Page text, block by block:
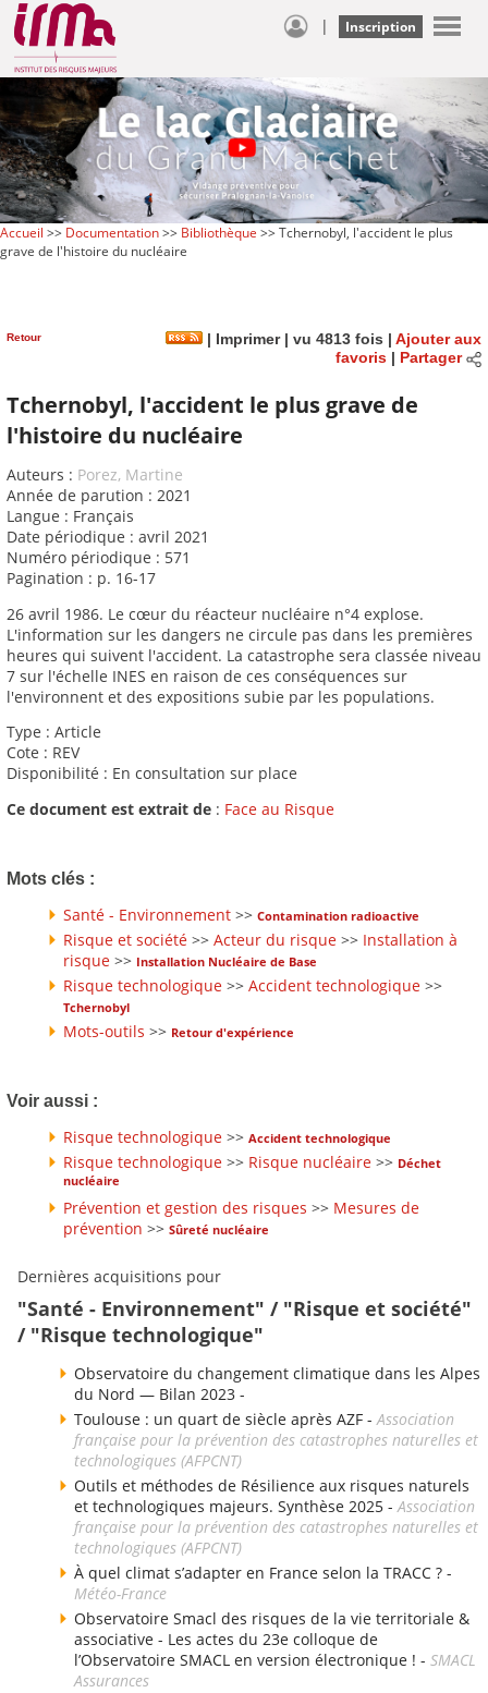
| Inscription
Accueil >> Documentation>> Bibliothèque >> Tchernobyl, l'accident le plus
grave de l'histoire du nucléaire
Retour | Imprimer| vu 4813 fois | Ajouter aux
favoris| Partager
Tchernobyl, l'accident le plus grave de
l'histoire du nucléaire
Auteurs : Porez, Martine
Année de parution : 2021
Langue : Français
Date périodique : avril 2021
Numéro périodique : 571
Pagination : p. 16-17
26 avril 1986. Le cœur du réacteur nucléaire n°4 explose.
L'information sur les dangers ne circule pas dans les premières
heures qui suivent l'accident. La catastrophe sera classée niveau
7 sur l'échelle INES en raison de ces conséquences sur
l'environnent et des expositions subie par les populations.
Type : Article
Cote : REV
Disponibilité : En consultation sur place
Ce document est extrait de : Face au Risque
Mots clés :
Santé - Environnement >> Contamination radioactive
Risque et société >> Acteur du risque >> Installation à
risque >> Installation Nucléaire de Base
Risque technologique >> Accident technologique >>
Tchernobyl
Mots-outils >> Retour d'expérience
Voir aussi :
Risque technologique >> Accident technologique
Risque technologique >> Risque nucléaire >> Déchet
nucléaire
Prévention et gestion des risques >> Mesures de
prévention >> Sûreté nucléaire
Dernières acquisitions pour
"Santé - Environnement" / "Risque et société"
/ "Risque technologique"
Observatoire du changement climatique dans les Alpes
du Nord — Bilan 2023 -
Toulouse : un quart de siècle après AZF -Association
française pour la prévention des catastrophes naturelles et
technologiques (AFPCNT)
Outils et méthodes de Résilience aux risques naturels
et technologiques majeurs. Synthèse 2025 -Association
française pour la prévention des catastrophes naturelles et
technologiques (AFPCNT)
À quel climat s’adapter en France selon la TRACC ? -
Météo-France
Observatoire Smacl des risques de la vie territoriale &
associative - Les actes du 23e colloque de
l’Observatoire SMACL en version électronique ! - SMACL
Assurances